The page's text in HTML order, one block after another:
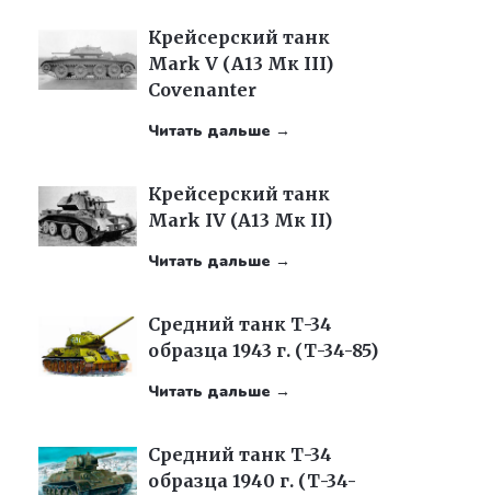
Крейсерский танк
Mark V (А13 Мк III)
Covenanter
Читать дальше →
Крейсерский танк
Mark IV (A13 Мк II)
Читать дальше →
Средний танк Т-34
образца 1943 г. (Т-34-85)
Читать дальше →
Средний танк Т-34
образца 1940 г. (Т-34-